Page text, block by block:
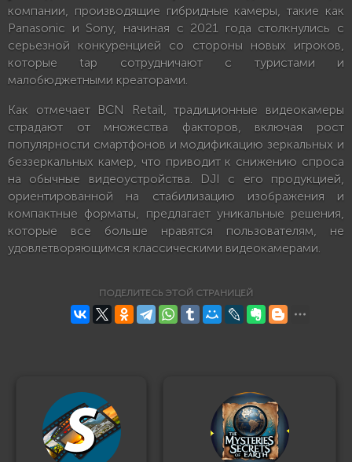
компании, производящие гибридные камеры, такие как
Panasonic и Sony, начиная с 2021 года столкнулись с
серьезной конкуренцией со стороны новых игроков,
которые tap сотрудничают с туристами и
малобюджетными креаторами.
Как отмечает BCN Retail, традиционные видеокамеры
страдают от множества факторов, включая рост
популярности смартфонов и модификацию зеркальных и
беззеркальных камер, что приводит к снижению спроса
на обычные видеоустройства. DJI с его продукцией,
ориентированной на стабилизацию изображения и
компактные форматы, предлагает уникальные решения,
которые все больше нравятся пользователям, не
удовлетворяющимся классическими видеокамерами.
ПОДЕЛИТЕСЬ ЭТОЙ СТРАНИЦЕЙ